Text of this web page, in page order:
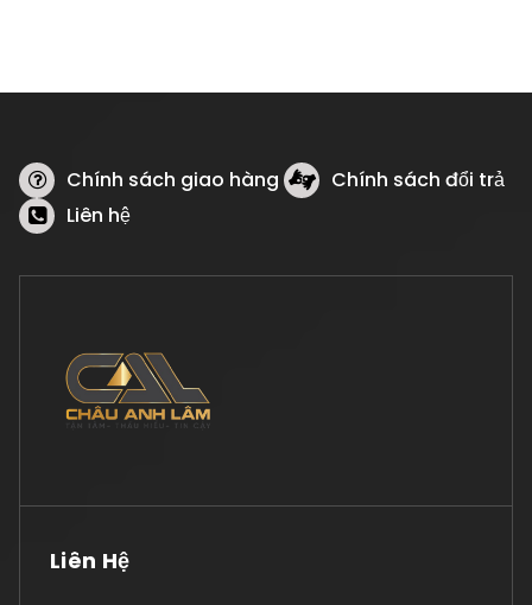
Chính sách giao hàng
Chính sách đổi trả
Liên hệ
Liên Hệ